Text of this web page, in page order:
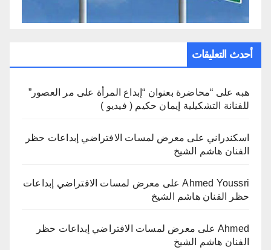
أحدث التعليقات
هبه على “محاضرة بعنوان “إبداع المرأة على مر العصور”
للفنانة التشكيلية إيمان حكيم ( فيديو )
اسكندراني على معرض لمسات الافتراضي إبداعات حظر
الفنان هاشم الشيخ
Ahmed Youssriعلى معرض لمسات الافتراضي إبداعات
حظر الفنان هاشم الشيخ
Ahmed على معرض لمسات الافتراضي إبداعات حظر
الفنان هاشم الشيخ